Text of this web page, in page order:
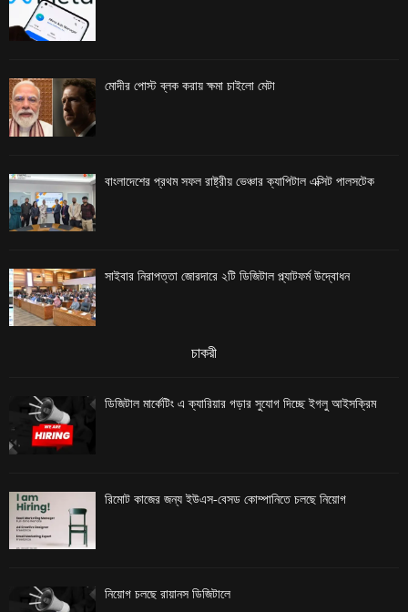
মোদীর পোস্ট ব্লক করায় ক্ষমা চাইলো মেটা
বাংলাদেশের প্রথম সফল রাষ্ট্রীয় ভেঞ্চার ক্যাপিটাল এক্সিট পালসটেক
সাইবার নিরাপত্তা জোরদারে ২টি ডিজিটাল প্ল্যাটফর্ম উদ্বোধন
চাকরী
ডিজিটাল মার্কেটিং এ ক্যারিয়ার গড়ার সুযোগ দিচ্ছে ইগলু আইসক্রিম
রিমোট কাজের জন্য ইউএস-বেসড কোম্পানিতে চলছে নিয়োগ
নিয়োগ চলছে রায়ানস ডিজিটালে